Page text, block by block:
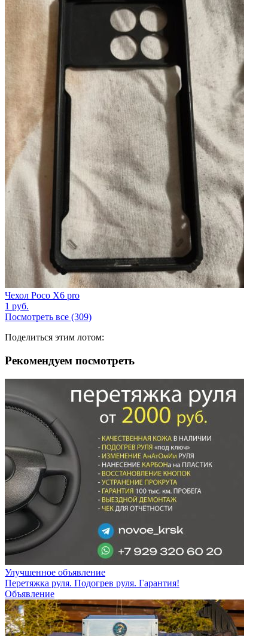
Чехол Poco X6 pro
1 руб.
Посмотреть все (309)
Поделиться этим лотом:
Рекомендуем посмотреть
Улучшенное объявление
Перетяжка руля. Подогрев руля. Гарантия!
Объявление